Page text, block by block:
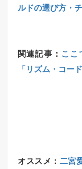
ルドの選び方・
関連記事： ここ
「リズム・コー
オススメ： 二宮